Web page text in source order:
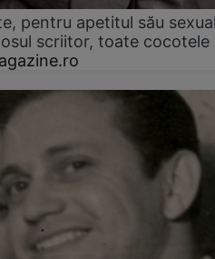
pentru apetitul său
scriitor, toate cocotele